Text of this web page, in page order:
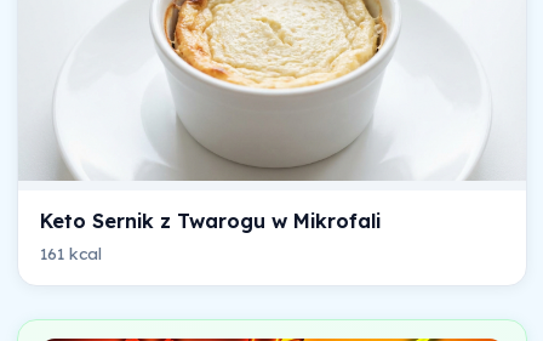
Keto Sernik z Twarogu w Mikrofali
161 kcal